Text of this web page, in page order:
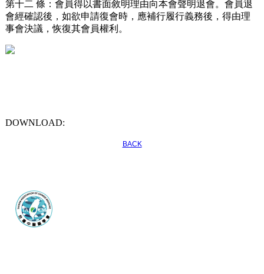
第十二 條：會員得以書面敘明理由向本會聲明退會。會員退
會經確認後，如欲申請復會時，應補行履行義務後，得由理
事會決議，恢復其會員權利。
DOWNLOAD:
BACK